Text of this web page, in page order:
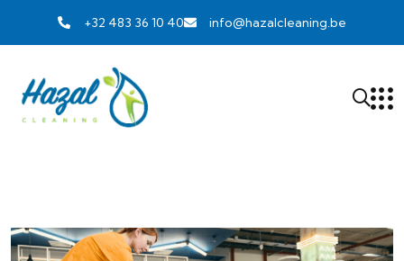
+32 483 36 10 40 info@hazalcleaning.be